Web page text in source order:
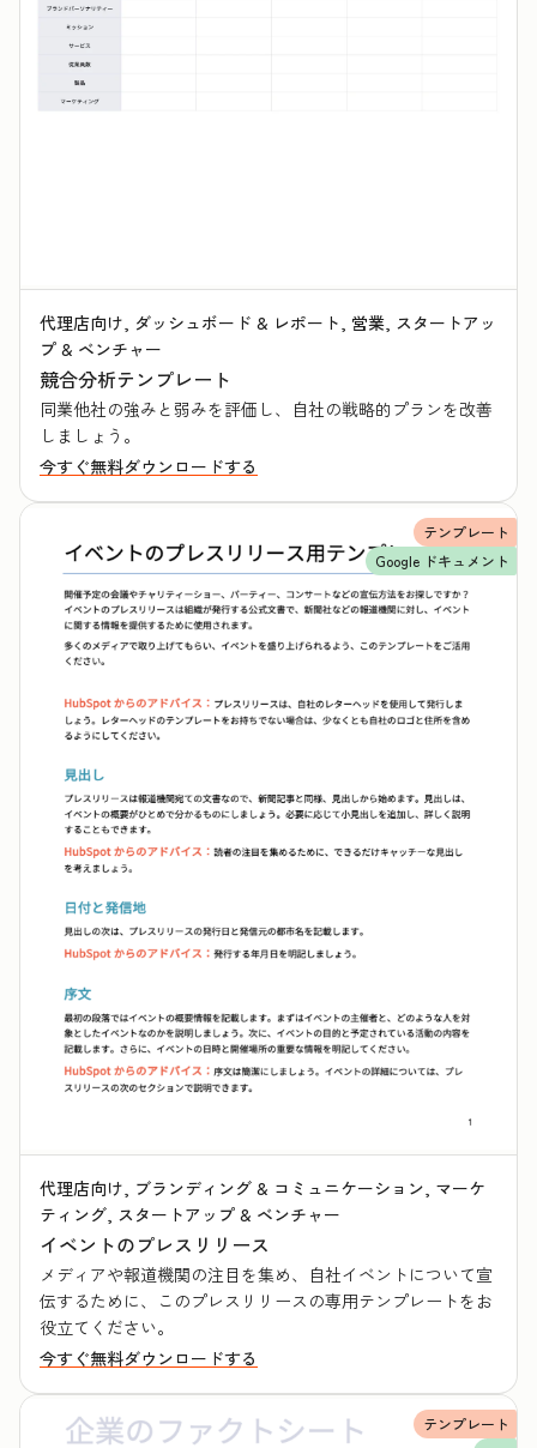
代理店向け, ダッシュボード & レポート, 営業, スタートアッ
プ & ベンチャー
競合分析テンプレート
同業他社の強みと弱みを評価し、自社の戦略的プランを改善
しましょう。
今すぐ無料ダウンロードする
テンプレート
Google ドキュメント
代理店向け, ブランディング & コミュニケーション, マーケ
ティング, スタートアップ & ベンチャー
イベントのプレスリリース
メディアや報道機関の注目を集め、自社イベントについて宣
伝するために、このプレスリリースの専用テンプレートをお
役立てください。
今すぐ無料ダウンロードする
テンプレート